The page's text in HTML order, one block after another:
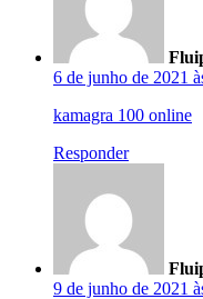
6 de junho de 2021
kamagra 100 online
Responder
9 de junho de 2021